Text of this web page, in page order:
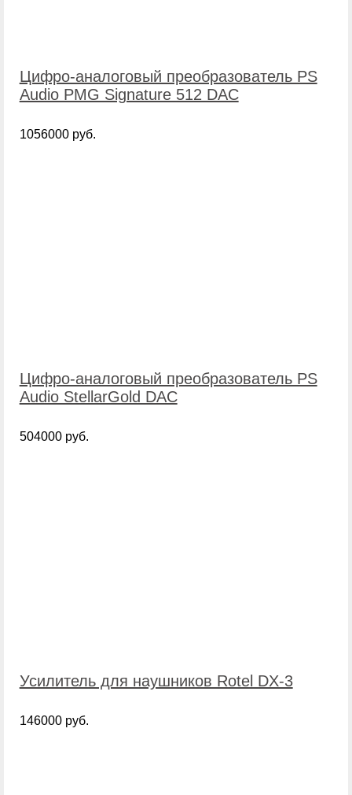
Цифро-аналоговый преобразователь PS
Audio PMG Signature 512 DAC
1056000 руб.
Цифро-аналоговый преобразователь PS
Audio StellarGold DAC
504000 руб.
Усилитель для наушников Rotel DX-3
146000 руб.